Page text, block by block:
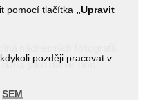
pomocí tlačítka „Upravit
později pracovat v
SEM
nádherných fotografií.
další, jako dárek pod